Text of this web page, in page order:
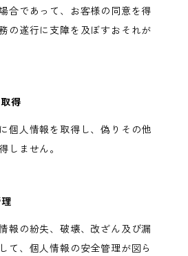
合であって、お客様の同意を得
の遂行に支障を及ぼすおそれが
得
個人情報を取得し、偽りその他
しません。
報の紛失、破壊、改ざん及び漏
て、個人情報の安全管理が図ら